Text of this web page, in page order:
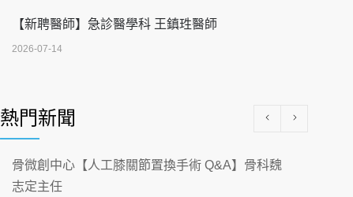
【新聘醫師】急診醫學科 王鎮珄醫師
2026-07-14
2026-07-08
沒菸酒也瀕臨洗腎？65歲男靠「這習慣」逆
轉腎功能 醫揭3招救命
熱門新聞
骨微創中心【人工膝關節置換手術 Q&A】骨科魏
志定主任